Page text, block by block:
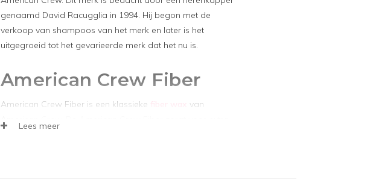
genaamd David Racugglia in 1994. Hij begon met de
verkoop van shampoos van het merk en later is het
uitgegroeid tot het gevarieerde merk dat het nu is.
American Crew Fiber
American Crew Fiber is een klassieke fiber wax
van
Lees meer